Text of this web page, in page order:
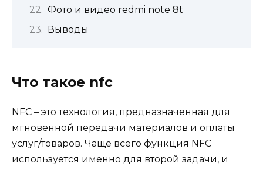
Фото и видео redmi note 8t
Выводы
Что такое nfc
NFC – это технология, предназначенная для
мгновенной передачи материалов и оплаты
услуг/товаров. Чаще всего функция NFC
используется именно для второй задачи, и